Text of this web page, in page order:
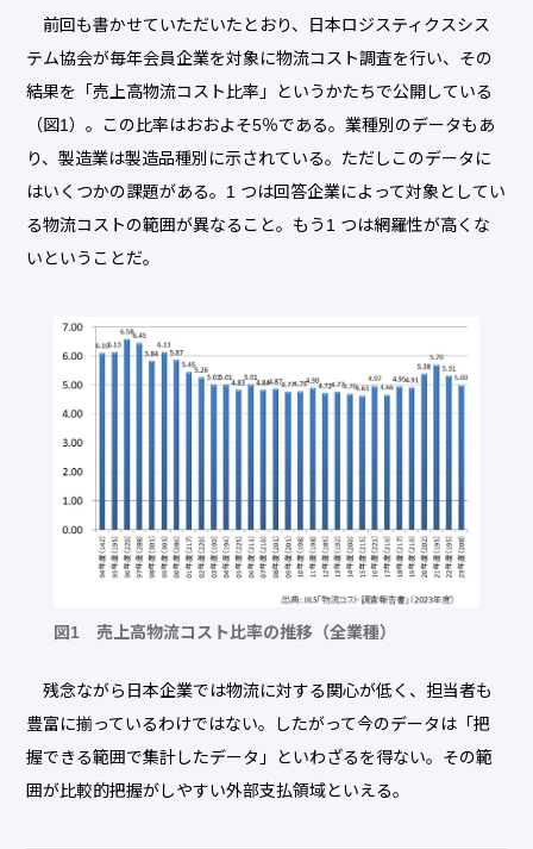
前回も書かせていただいたとおり、日本ロジスティクスシス
テム協会が毎年会員企業を対象に物流コスト調査を行い、その
結果を「売上高物流コスト比率」というかたちで公開している
（図1）。この比率はおおよそ5％である。業種別のデータもあ
り、製造業は製造品種別に示されている。ただしこのデータに
はいくつかの課題がある。1 つは回答企業によって対象としてい
る物流コストの範囲が異なること。もう1 つは網羅性が高くな
いということだ。
図1 売上高物流コスト比率の推移（全業種）
残念ながら日本企業では物流に対する関心が低く、担当者も
豊富に揃っているわけではない。したがって今のデータは「把
握できる範囲で集計したデータ」といわざるを得ない。その範
囲が比較的把握がしやすい外部支払領域といえる。